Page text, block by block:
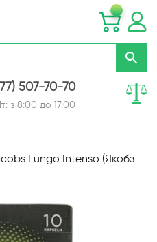
507-70-70
з 8:00 до 17:00
Lungo Intenso (Якобз